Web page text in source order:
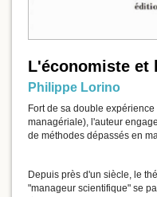
L'économiste et
Philippe Lorino
Fort de sa double
managériale), l'auteur
de méthodes dépassés en
Depuis près d'un siècle, le
"manageur scientifique" se